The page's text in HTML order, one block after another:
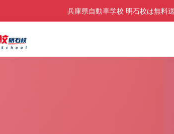
兵庫県自動車学校 明石校は無料